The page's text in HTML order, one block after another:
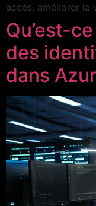
accès, améliorer
Qu’est-
des
dans